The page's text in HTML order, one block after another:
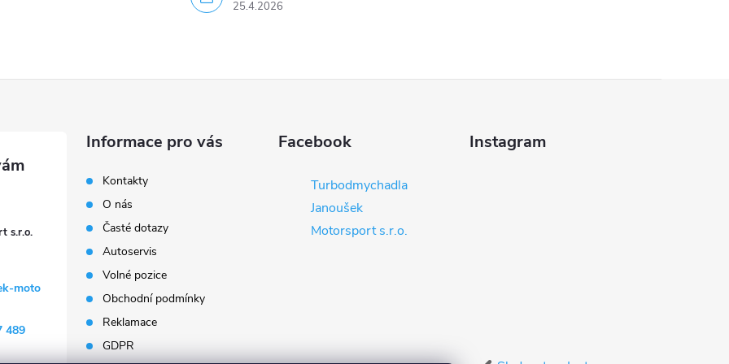
25.4.2026
s.r.o.
moto
489
Informace pro vás
Kontakty
O nás
Časté dotazy
Autoservis
Volné pozice
Obchodní podmínky
Reklamace
GDPR
Facebook
Turbodmychadla
Janoušek
Motorsport s.r.o.
Instagram